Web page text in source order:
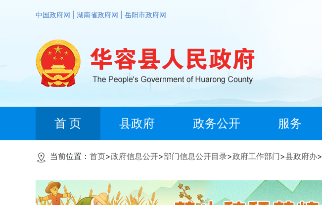
中国政府网 湖南省政府网 岳阳市政府网
首 页 县政府 政务公开 服务
当前位置： 首页>政府信息公开>部门信息公开目录>政府工作部门>县政府办>